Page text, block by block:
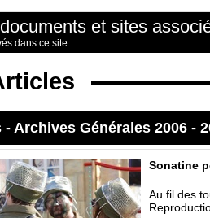
et sites
dans ce site
- Archives Générales 2006 -
Sonatine
Au fil des